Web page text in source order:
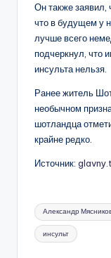
Он также заявил,
что в будущем у
лучше всего
подчеркнул, что
инсульта нельзя.
Ранее житель
необычном
шотландца
крайне редко.
Источник:
Метки:
Александр
инсульт